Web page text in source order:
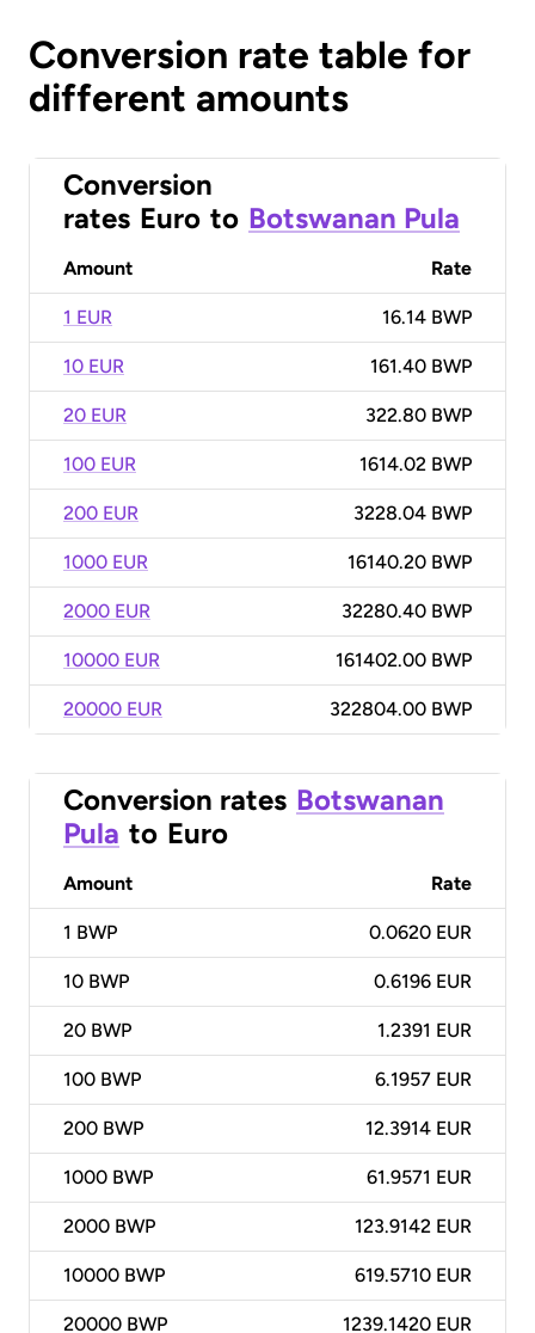
Conversion rate table for
different amounts
Conversion
rates Euro to Botswanan Pula
Amount Rate
1 EUR 16.14 BWP
10 EUR 161.40 BWP
20 EUR 322.80 BWP
100 EUR 1614.02 BWP
200 EUR 3228.04 BWP
1000 EUR 16140.20 BWP
2000 EUR 32280.40 BWP
10000 EUR 161402.00 BWP
20000 EUR 322804.00 BWP
Conversion rates Botswanan
Pula to Euro
Amount Rate
1 BWP 0.0620 EUR
10 BWP 0.6196 EUR
20 BWP 1.2391 EUR
100 BWP 6.1957 EUR
200 BWP 12.3914 EUR
1000 BWP 61.9571 EUR
2000 BWP 123.9142 EUR
10000 BWP 619.5710 EUR
20000 BWP 1239.1420 EUR